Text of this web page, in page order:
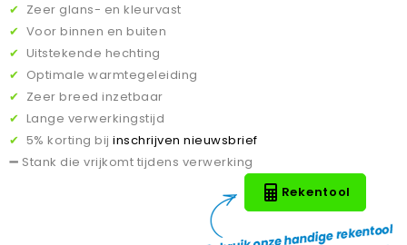
✔ Zeer glans- en kleurvast
✔ Voor binnen en buiten
✔ Uitstekende hechting
✔ Optimale warmtegeleiding
✔ Zeer breed inzetbaar
✔ Lange verwerkingstijd
✔ 5% korting bij inschrijven nieuwsbrief
➖ Stank die vrijkomt tijdens verwerking
Rekentool